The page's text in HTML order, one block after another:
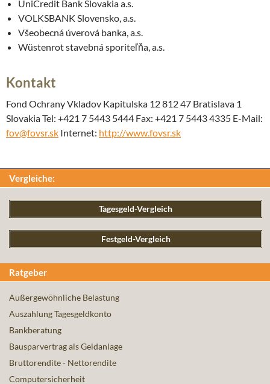
UniCredit Bank Slovakia a.s.
VOLKSBANK Slovensko, a.s.
Všeobecná úverová banka, a.s.
Wüstenrot stavebná sporiteľňa, a.s.
Kontakt
Fond Ochrany Vkladov Kapitulska 12 812 47 Bratislava 1
Slovakia Tel: +421 7 5443 5444 Fax: +421 7 5443 4335 E-Mail:
fov@fovsr.sk Internet: http://www.fovsr.sk
Vergleiche:
Tagesgeld-Vergleich
Festgeld-Vergleich
Ratgeber
Außergewöhnliche Belastung
Auszahlung Tagesgeldkonto
Bankberatung
Bausparvertrag als Geldanlage
Bruttorendite - Nettorendite
Computersicherheit